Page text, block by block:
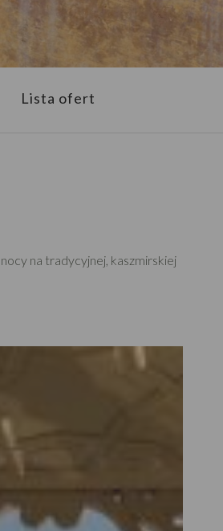
Lista ofert
na tradycyjnej, kaszmirskiej